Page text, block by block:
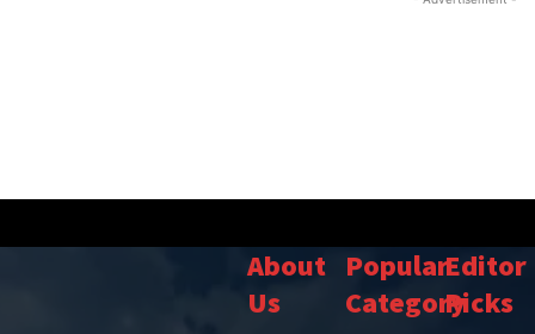
About
Us
Popular
Category
Editor
Picks